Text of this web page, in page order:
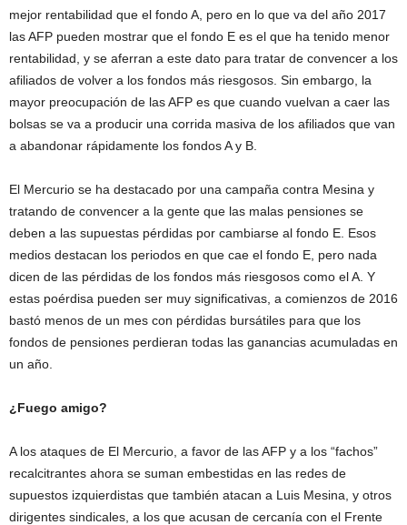
mejor rentabilidad que el fondo A, pero en lo que va del año 2017
las AFP pueden mostrar que el fondo E es el que ha tenido menor
rentabilidad, y se aferran a este dato para tratar de convencer a los
afiliados de volver a los fondos más riesgosos. Sin embargo, la
mayor preocupación de las AFP es que cuando vuelvan a caer las
bolsas se va a producir una corrida masiva de los afiliados que van
a abandonar rápidamente los fondos A y B.
El Mercurio se ha destacado por una campaña contra Mesina y
tratando de convencer a la gente que las malas pensiones se
deben a las supuestas pérdidas por cambiarse al fondo E. Esos
medios destacan los periodos en que cae el fondo E, pero nada
dicen de las pérdidas de los fondos más riesgosos como el A. Y
estas poérdisa pueden ser muy significativas, a comienzos de 2016
bastó menos de un mes con pérdidas bursátiles para que los
fondos de pensiones perdieran todas las ganancias acumuladas en
un año.
¿Fuego amigo?
A los ataques de El Mercurio, a favor de las AFP y a los “fachos”
recalcitrantes ahora se suman embestidas en las redes de
supuestos izquierdistas que también atacan a Luis Mesina, y otros
dirigentes sindicales, a los que acusan de cercanía con el Frente